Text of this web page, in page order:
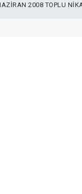
2008 TOPLU